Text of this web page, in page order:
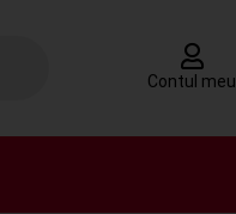
Contul meu